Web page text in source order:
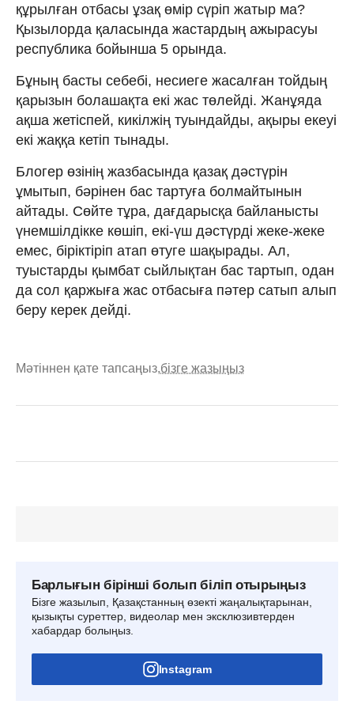
құрылған отбасы ұзақ өмір сүріп жатыр ма?
Қызылорда қаласында жастардың ажырасуы
республика бойынша 5 орында.
Бұның басты себебі, несиеге жасалған тойдың
қарызын болашақта екі жас төлейді. Жанұяда
ақша жетіспей, кикілжің туындайды, ақыры екеуі
екі жаққа кетіп тынады.
Блогер өзінің жазбасында қазақ дәстүрін
ұмытып, бәрінен бас тартуға болмайтынын
айтады. Сөйте тұра, дағдарысқа байланысты
үнемшілдікке көшіп, екі-үш дәстүрді жеке-жеке
емес, біріктіріп атап өтуге шақырады. Ал,
туыстарды қымбат сыйлықтан бас тартып, одан
да сол қаржыға жас отбасыға пәтер сатып алып
беру керек дейді.
Мәтіннен қате тапсаңыз,бізге жазыңыз
Барлығын бірінші болып біліп отырыңыз
Бізге жазылып, Қазақстанның өзекті жаңалықтарынан,
қызықты суреттер, видеолар мен эксклюзивтерден
хабардар болыңыз.
Instagram